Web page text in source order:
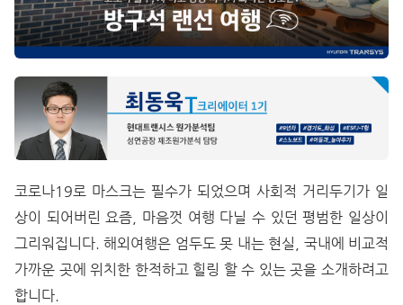
코로나19로 마스크는 필수가 되었으며 사회적 거리두기가 일
상이 되어버린 요즘, 마음껏 여행 다닐 수 있던 평범한 일상이
그리워집니다. 해외여행은 엄두도 못 내는 현실, 국내에 비교적
가까운 곳에 위치한 한적하고 힐링 할 수 있는 곳을 소개하려고
합니다.